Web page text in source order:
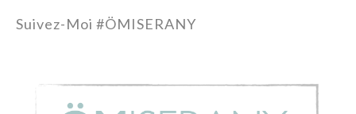
Suivez-Moi #ÖMISERANY